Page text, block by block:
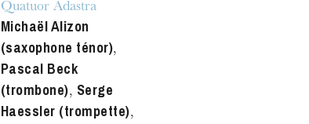
Visites de l’Opéra de
Strasbourg
Quatuor Adastra
Michaël Alizon
(saxophone ténor),
Pascal Beck
(trombone), Serge
Haessler (trompette),